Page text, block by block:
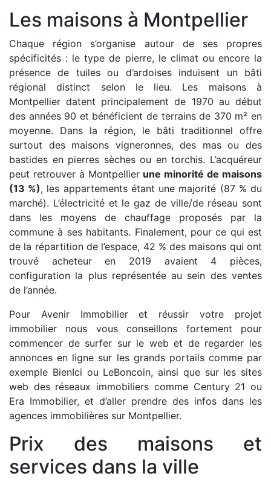
Les maisons à Montpellier
Chaque région s’organise autour de ses propres
spécificités : le type de pierre, le climat ou encore la
présence de tuiles ou d’ardoises induisent un bâti
régional distinct selon le lieu. Les maisons à
Montpellier datent principalement de 1970 au début
des années 90 et bénéficient de terrains de 370 m² en
moyenne. Dans la région, le bâti traditionnel offre
surtout des maisons vigneronnes, des mas ou des
bastides en pierres sèches ou en torchis. L’acquéreur
peut retrouver à Montpellier une minorité de maisons
(13 %), les appartements étant une majorité (87 % du
marché). L’électricité et le gaz de ville/de réseau sont
dans les moyens de chauffage proposés par la
commune à ses habitants. Finalement, pour ce qui est
de la répartition de l’espace, 42 % des maisons qui ont
trouvé acheteur en 2019 avaient 4 pièces,
configuration la plus représentée au sein des ventes
de l’année.
Pour Avenir Immobilier et réussir votre projet
immobilier nous vous conseillons fortement pour
commencer de surfer sur le web et de regarder les
annonces en ligne sur les grands portails comme par
exemple BienIci ou LeBoncoin, ainsi que sur les sites
web des réseaux immobiliers comme Century 21 ou
Era Immobilier, et d’aller prendre des infos dans les
agences immobilières sur Montpellier.
Prix des maisons et
services dans la ville